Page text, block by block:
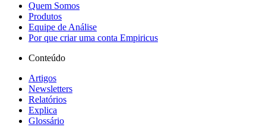
Quem Somos
Produtos
Equipe de Análise
Por que criar uma conta Empiricus
Conteúdo
Artigos
Newsletters
Relatórios
Explica
Glossário